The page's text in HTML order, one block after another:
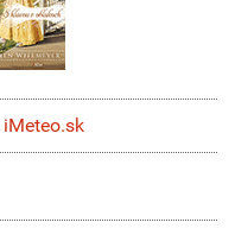
iMeteo.sk